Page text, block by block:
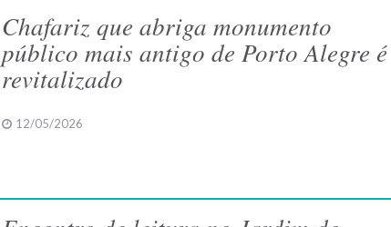
Chafariz que abriga monumento
público mais antigo de Porto Alegre é
revitalizado
12/05/2026